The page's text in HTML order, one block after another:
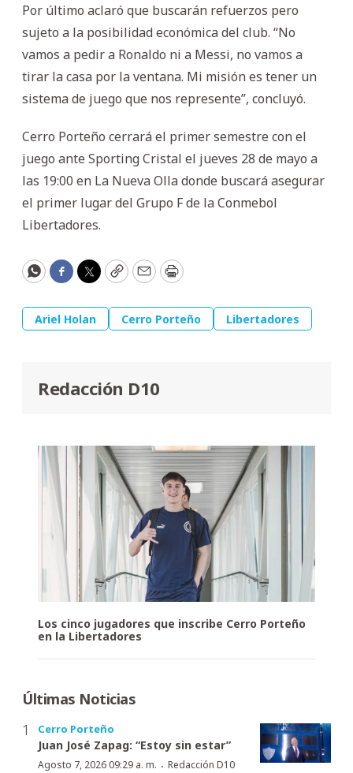
Por último aclaró que buscarán refuerzos pero
sujeto a la posibilidad económica del club. “No
vamos a pedir a Ronaldo ni a Messi, no vamos a
tirar la casa por la ventana. Mi misión es tener un
sistema de juego que nos represente”, concluyó.
Cerro Porteño cerrará el primer semestre con el
juego ante Sporting Cristal el jueves 28 de mayo a
las 19:00 en La Nueva Olla donde buscará asegurar
el primer lugar del Grupo F de la Conmebol
Libertadores.
WhatsApp
Facebook
Twitter
CopyEmailPrint
Ariel Holan Cerro Porteño Libertadores
Redacción D10
Los cinco jugadores que inscribe Cerro Porteño
en la Libertadores
Últimas Noticias
Cerro Porteño
Juan José Zapag: “Estoy sin estar”
Agosto 7, 2026 09:29 a. m. · Redacción D10